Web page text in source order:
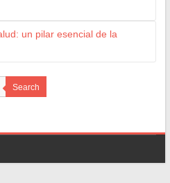
un pilar esencial de la
Search